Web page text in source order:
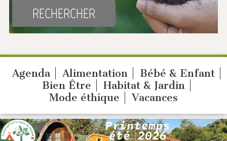
Agenda Alimentation
Bébé & Enfant
Bien Être
Habitat & Jardin
Mode éthique
Vacances